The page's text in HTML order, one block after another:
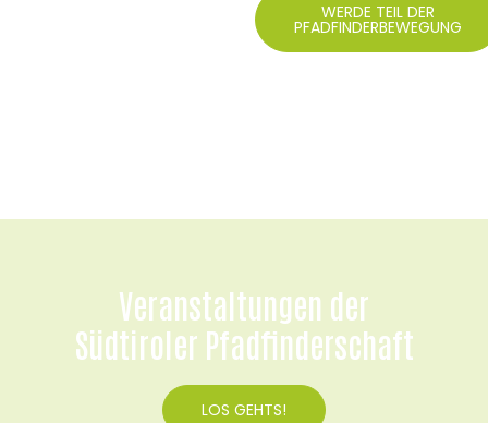
WERDE TEIL DER
PFADFINDERBEWEGUNG
Veranstaltungen der
Südtiroler Pfadfinderschaft
LOS GEHTS!